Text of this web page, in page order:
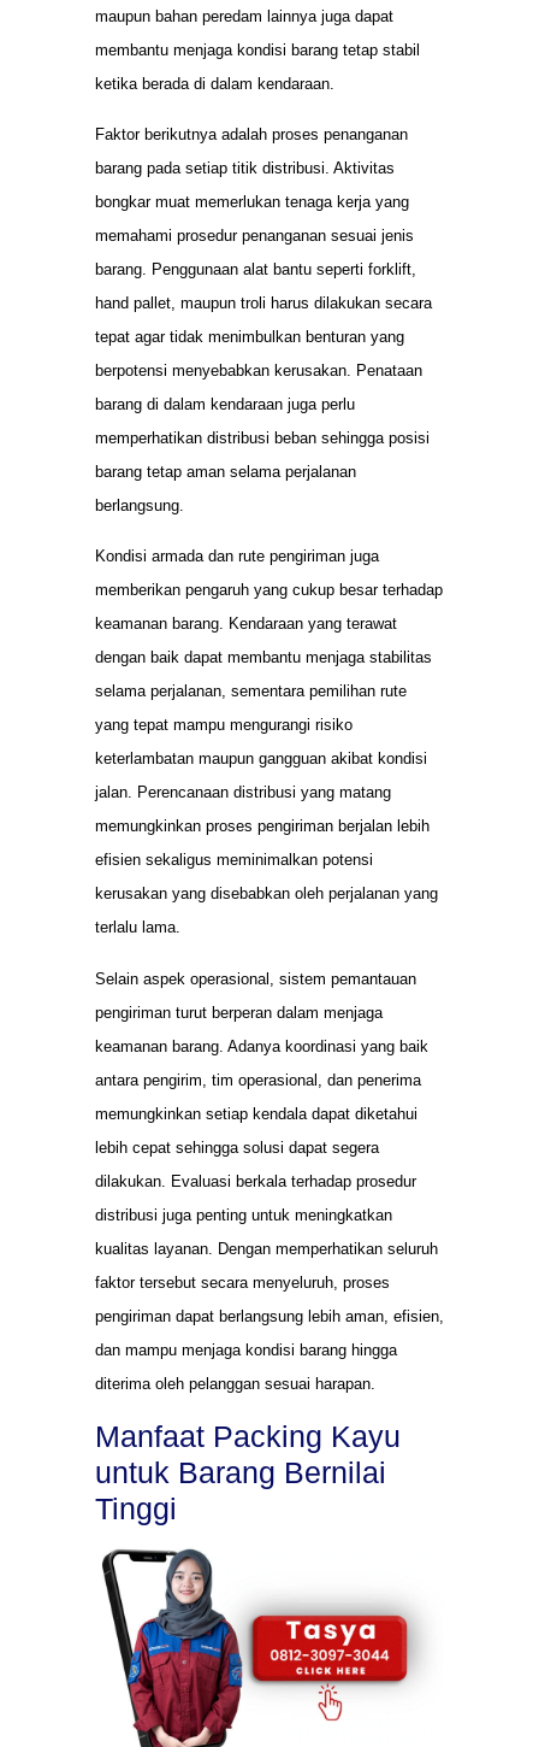
maupun bahan peredam lainnya juga dapat
membantu menjaga kondisi barang tetap stabil
ketika berada di dalam kendaraan.
Faktor berikutnya adalah proses penanganan
barang pada setiap titik distribusi. Aktivitas
bongkar muat memerlukan tenaga kerja yang
memahami prosedur penanganan sesuai jenis
barang. Penggunaan alat bantu seperti forklift,
hand pallet, maupun troli harus dilakukan secara
tepat agar tidak menimbulkan benturan yang
berpotensi menyebabkan kerusakan. Penataan
barang di dalam kendaraan juga perlu
memperhatikan distribusi beban sehingga posisi
barang tetap aman selama perjalanan
berlangsung.
Kondisi armada dan rute pengiriman juga
memberikan pengaruh yang cukup besar terhadap
keamanan barang. Kendaraan yang terawat
dengan baik dapat membantu menjaga stabilitas
selama perjalanan, sementara pemilihan rute
yang tepat mampu mengurangi risiko
keterlambatan maupun gangguan akibat kondisi
jalan. Perencanaan distribusi yang matang
memungkinkan proses pengiriman berjalan lebih
efisien sekaligus meminimalkan potensi
kerusakan yang disebabkan oleh perjalanan yang
terlalu lama.
Selain aspek operasional, sistem pemantauan
pengiriman turut berperan dalam menjaga
keamanan barang. Adanya koordinasi yang baik
antara pengirim, tim operasional, dan penerima
memungkinkan setiap kendala dapat diketahui
lebih cepat sehingga solusi dapat segera
dilakukan. Evaluasi berkala terhadap prosedur
distribusi juga penting untuk meningkatkan
kualitas layanan. Dengan memperhatikan seluruh
faktor tersebut secara menyeluruh, proses
pengiriman dapat berlangsung lebih aman, efisien,
dan mampu menjaga kondisi barang hingga
diterima oleh pelanggan sesuai harapan.
Manfaat Packing Kayu
untuk Barang Bernilai
Tinggi